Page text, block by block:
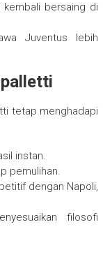
bersaing di
Juventus lebih
tetap menghadapi
instan.
pemulihan.
dengan Napoli,
filosofi